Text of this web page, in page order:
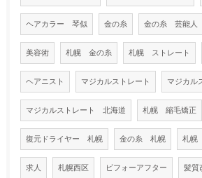
ヘアカラー 琴似 金の糸 金の糸 芸能人
美容術 札幌 金の糸 札幌 ストレート
ヘアニスト マジカルストレート マジカル
マジカルストレート 北海道 札幌 縮毛矯正
復元ドライヤー 札幌 金の糸 札幌 札幌
求人 札幌西区 ビフォーアフター 髪質